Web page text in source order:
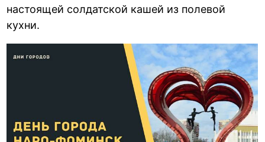
настоящей солдатской кашей из полевой
кухни.